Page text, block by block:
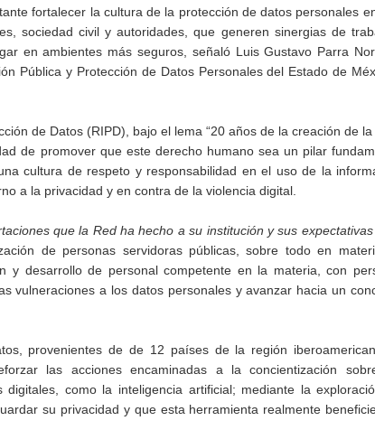
fortalecer la cultura de la protección de datos personales
sociedad civil y autoridades, que generen sinergias de
en ambientes más seguros, señaló Luis Gustavo Parra
Pública y Protección de Datos Personales del Estado de
de Datos (RIPD), bajo el lema “20 años de la creación de la
de promover que este derecho humano sea un pilar
cultura de respeto y responsabilidad en el uso de la
a la privacidad y en contra de la violencia digital.
que la Red ha hecho a su institución y sus
de personas servidoras públicas, sobre todo en
y desarrollo de personal competente en la materia, con
vulneraciones a los datos personales y avanzar hacia un
provenientes de de 12 países de la región
las acciones encaminadas a la concientización
como la inteligencia artificial; mediante la
su privacidad y que esta herramienta realmente